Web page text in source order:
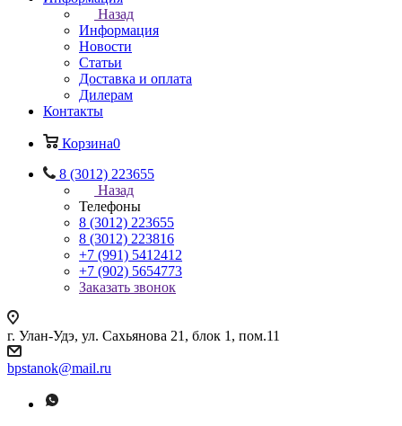
Назад
Информация
Новости
Статьи
Доставка и оплата
Дилерам
Контакты
Корзина0
8 (3012) 223655
Назад
Телефоны
8 (3012) 223655
8 (3012) 223816
+7 (991) 5412412
+7 (902) 5654773
Заказать звонок
г. Улан-Удэ, ул. Сахьянова 21, блок 1, пом.11
bpstanok@mail.ru